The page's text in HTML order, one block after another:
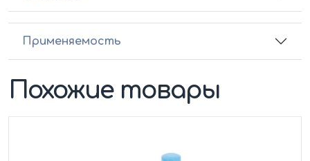
Применяемость
Похожие товары